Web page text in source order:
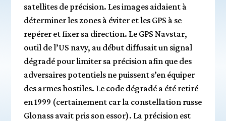
satellites de précision. Les images aidaient à
déterminer les zones à éviter et les GPS à se
repérer et fixer sa direction. Le GPS Navstar,
outil de l’US navy, au début diffusait un signal
dégradé pour limiter sa précision afin que des
adversaires potentiels ne puissent s’en équiper
des armes hostiles. Le code dégradé a été retiré
en 1999 (certainement car la constellation russe
Glonass avait pris son essor). La précision est